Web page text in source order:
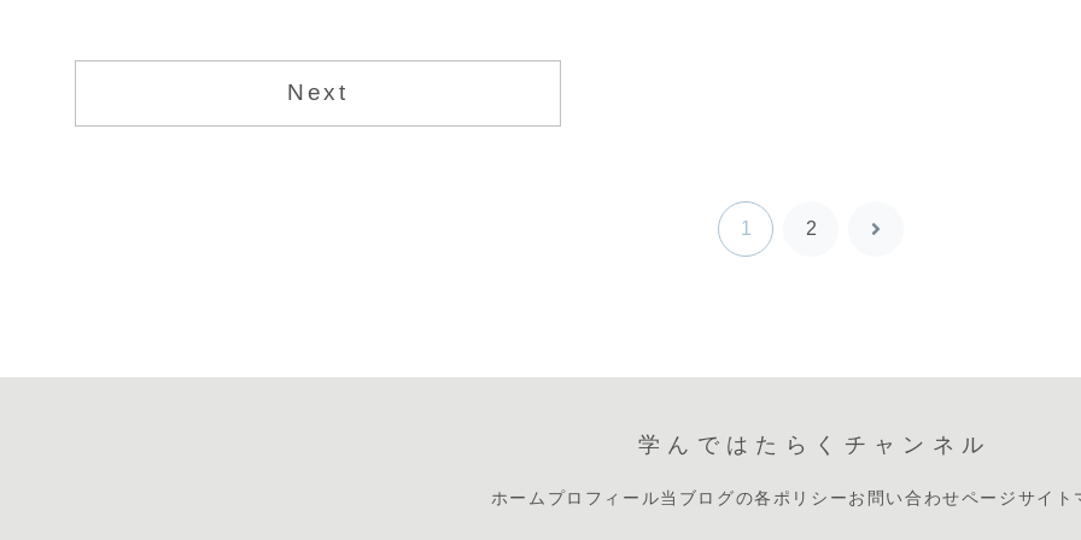
Next
1 2
次
学んではたらくチャンネル
ホーム プロフィール当ブログの各ポリシーお問い合わせページサイト